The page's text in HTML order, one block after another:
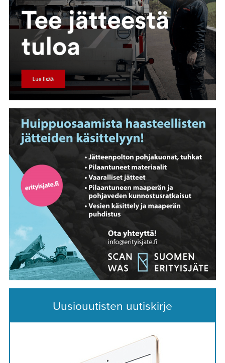
Uusiouutisten uutiskirje